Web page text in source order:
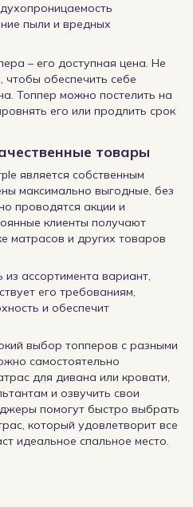
пыли и вредных
– его доступная цена. Не
чтобы обеспечить себе
Топпер можно постелить на
его или продлить срок
товары
является собственным
максимально выгодные, без
проводятся акции и
клиенты получают
матрасов и других товаров
ассортимента вариант,
его требованиям,
и обеспечит
выбор топперов с разными
самостоятельно
для дивана или кровати,
и озвучить свои
помогут быстро выбрать
который удовлетворит все
идеальное спальное место.